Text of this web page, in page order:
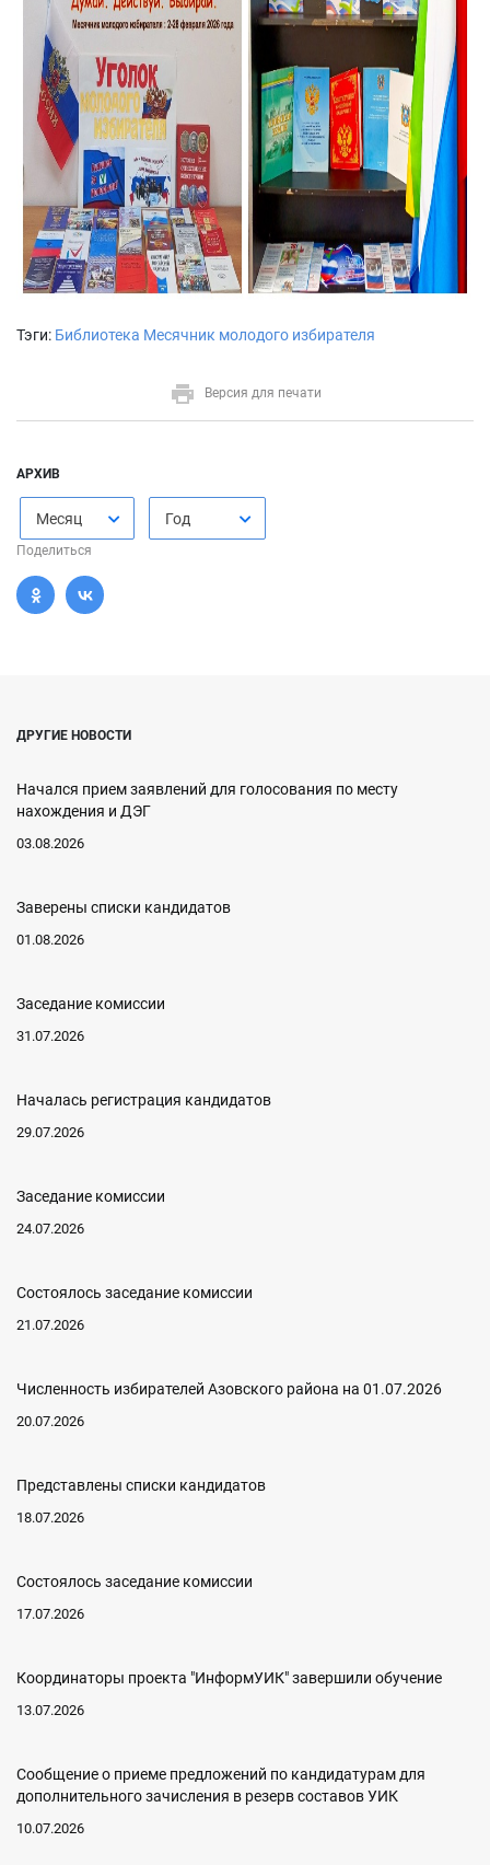
Тэги: Библиотека Месячник молодого избирателя
Версия для печати
АРХИВ
Месяц Год
Поделиться
ДРУГИЕ НОВОСТИ
Начался прием заявлений для голосования по месту
нахождения и ДЭГ
03.08.2026
Заверены списки кандидатов
01.08.2026
Заседание комиссии
31.07.2026
Началась регистрация кандидатов
29.07.2026
Заседание комиссии
24.07.2026
Состоялось заседание комиссии
21.07.2026
Численность избирателей Азовского района на 01.07.2026
20.07.2026
Представлены списки кандидатов
18.07.2026
Состоялось заседание комиссии
17.07.2026
Координаторы проекта "ИнформУИК" завершили обучение
13.07.2026
Сообщение о приеме предложений по кандидатурам для
дополнительного зачисления в резерв составов УИК
10.07.2026